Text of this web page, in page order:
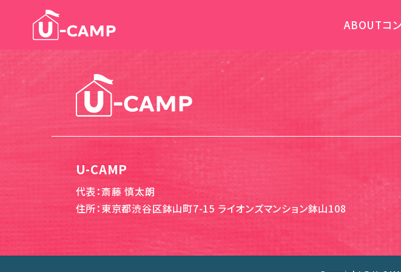
ABOUTコ
U-CAMP
代表：斎藤 慎太朗
住所：東京都渋谷区鉢山町7-15 ライオンズマンション鉢山108